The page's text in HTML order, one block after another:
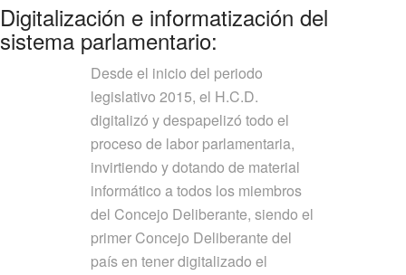
Digitalización e informatización del
sistema parlamentario:
Desde el inicio del periodo
legislativo 2015, el H.C.D.
digitalizó y despapelizó todo el
proceso de labor parlamentaria,
invirtiendo y dotando de material
informático a todos los miembros
del Concejo Deliberante, siendo el
primer Concejo Deliberante del
país en tener digitalizado el